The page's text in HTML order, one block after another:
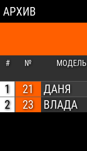
АРХИВ
# № МОДЕЛЬ
1 21 ДАНЯ
2
23 ВЛАДА